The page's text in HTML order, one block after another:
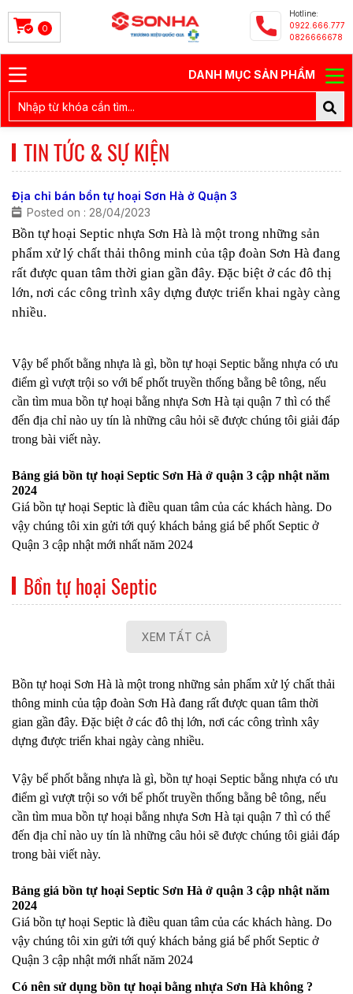
0
Hotline:
0922.666.777
0826666678
DANH MỤC SẢN PHẨM
TIN TỨC & SỰ KIỆN
Địa chỉ bán bồn tự hoại Sơn Hà ở Quận 3
Posted on : 28/04/2023
Bồn tự hoại Septic nhựa Sơn Hà là một trong những sản
phẩm xử lý chất thải thông minh của tập đoàn Sơn Hà đang
rất được quan tâm thời gian gần đây. Đặc biệt ở các đô thị
lớn, nơi các công trình xây dựng được triển khai ngày càng
nhiều.
Vậy bể phốt bằng nhựa là gì, bồn tự hoại Septic bằng nhựa có ưu
điểm gì vượt trội so với bể phốt truyền thống bằng bê tông, nếu
cần tìm mua bồn tự hoại bằng nhựa Sơn Hà tại quận 7 thì có thể
đến địa chỉ nào uy tín là những câu hỏi sẽ được chúng tôi giải đáp
trong bài viết này.
Bảng giá bồn tự hoại Septic Sơn Hà ở quận 3 cập nhật năm
2024
Giá bồn tự hoại Septic là điều quan tâm của các khách hàng. Do
vậy chúng tôi xin gửi tới quý khách bảng giá bể phốt Septic ở
Quận 3 cập nhật mới nhất năm 2024
Bồn tự hoại Septic
XEM TẤT CẢ
Bồn tự hoại Sơn Hà là một trong những sản phẩm xử lý chất thải
thông minh của tập đoàn Sơn Hà đang rất được quan tâm thời
gian gần đây. Đặc biệt ở các đô thị lớn, nơi các công trình xây
dựng được triển khai ngày càng nhiều.
Vậy bể phốt bằng nhựa là gì, bồn tự hoại Septic bằng nhựa có ưu
điểm gì vượt trội so với bể phốt truyền thống bằng bê tông, nếu
cần tìm mua bồn tự hoại bằng nhựa Sơn Hà tại quận 7 thì có thể
đến địa chỉ nào uy tín là những câu hỏi sẽ được chúng tôi giải đáp
trong bài viết này.
Bảng giá bồn tự hoại Septic Sơn Hà ở quận 3 cập nhật năm
2024
Giá bồn tự hoại Septic là điều quan tâm của các khách hàng. Do
vậy chúng tôi xin gửi tới quý khách bảng giá bể phốt Septic ở
Quận 3 cập nhật mới nhất năm 2024
Có nên sử dụng bồn tự hoại bằng nhựa Sơn Hà không ?